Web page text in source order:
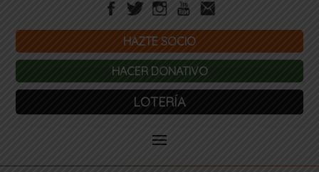
HAZTE SOCIO
HACER DONATIVO
LOTERÍA